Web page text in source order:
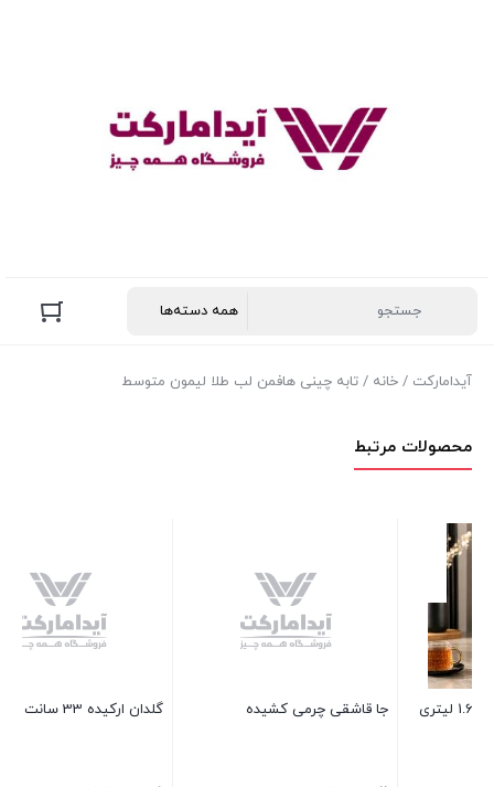
آیدامارکت / خانه / تابه چینی هافمن لب طلا لیمون متوسط
محصولات مرتبط
گلدان ارکیده 33 سانت